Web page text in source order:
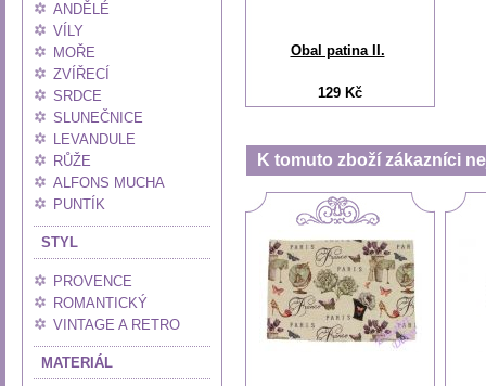
ANDĚLÉ
VÍLY
MOŘE
ZVÍŘECÍ
SRDCE
SLUNEČNICE
LEVANDULE
RŮŽE
ALFONS MUCHA
PUNTÍK
STYL
PROVENCE
ROMANTICKÝ
VINTAGE A RETRO
MATERIÁL
Obal patina II.
129 Kč
K tomuto zboží zákazníci